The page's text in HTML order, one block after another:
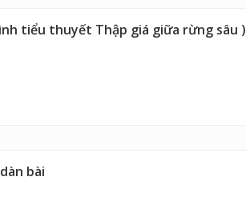
tiểu thuyết Thập giá giữa rừng sâu )
bài